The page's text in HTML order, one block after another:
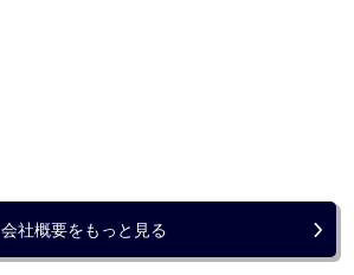
会社概要をもっと見る